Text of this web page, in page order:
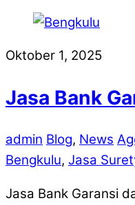
Oktober 1, 2025
Jasa Bank
admin Blog, News
Bengkulu, Jasa
Jasa Bank Garansi